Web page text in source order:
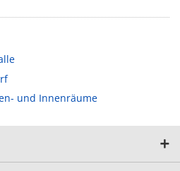
und Innenräume